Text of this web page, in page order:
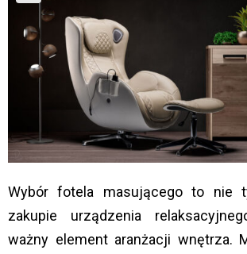
Wybór fotela masującego to nie
zakupie urządzenia
ważny element aranżacji wnętrza.